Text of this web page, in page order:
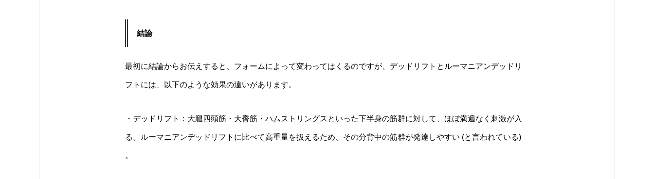
結論
最初に結論からお伝えすると、フォームによって変わってはくるのですが、デッドリフトとルーマニアンデッドリ
フトには、以下のような効果の違いがあります。
・デッドリフト：大腿四頭筋・大臀筋・ハムストリングスといった下半身の筋群に対して、ほぼ満遍なく刺激が入
る。ルーマニアンデッドリフトに比べて高重量を扱えるため、その分背中の筋群が発達しやすい (と言われている)
。